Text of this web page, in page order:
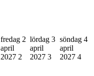
fredag 2
april
2027 2
lördag 3
april
2027 3
söndag 4
april
2027 4